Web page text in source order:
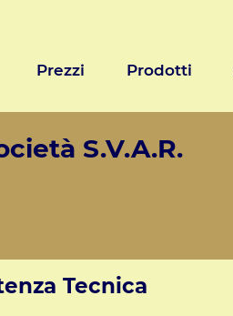
Prezzi Prodotti
S.V.A.R.
Tecnica